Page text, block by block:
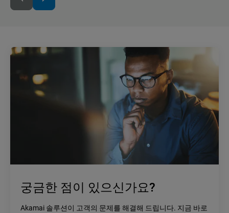
궁금한 점이 있으신가요?
Akamai 솔루션이 고객의 문제를 해결해 드립니다. 지금 바로